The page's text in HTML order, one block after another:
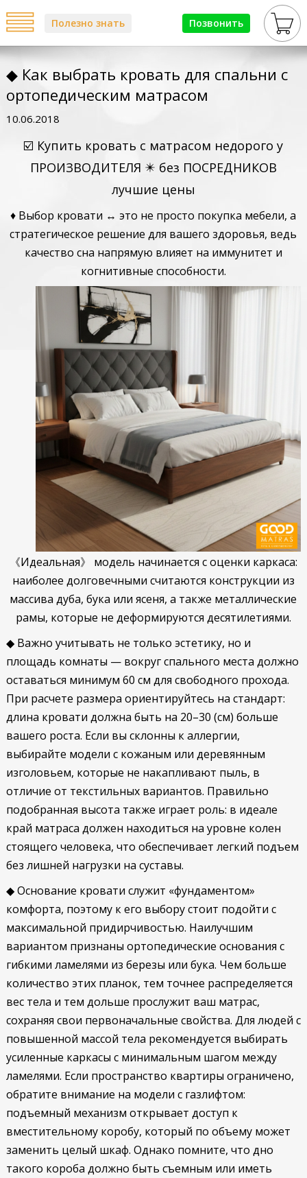
Позвонить
Полезно знать
◆ Как выбрать кровать для спальни с
ортопедическим матрасом
10.06.2018
☑️ Купить кровать с матрасом недорого у
ПРОИЗВОДИТЕЛЯ ✴️ без ПОСРЕДНИКОВ
лучшие цены
♦ Выбор кровати ↔ это не просто покупка мебели, а
стратегическое решение для вашего здоровья, ведь
качество сна напрямую влияет на иммунитет и
когнитивные способности.
《Идеальная》 модель начинается с оценки каркаса:
наиболее долговечными считаются конструкции из
массива дуба, бука или ясеня, а также металлические
рамы, которые не деформируются десятилетиями.
◆ Важно учитывать не только эстетику, но и
площадь комнаты — вокруг спального места должно
оставаться минимум 60 см для свободного прохода.
При расчете размера ориентируйтесь на стандарт:
длина кровати должна быть на 20–30 (см) больше
вашего роста. Если вы склонны к аллергии,
выбирайте модели с кожаным или деревянным
изголовьем, которые не накапливают пыль, в
отличие от текстильных вариантов. Правильно
подобранная высота также играет роль: в идеале
край матраса должен находиться на уровне колен
стоящего человека, что обеспечивает легкий подъем
без лишней нагрузки на суставы.
◆ Основание кровати служит «фундаментом»
комфорта, поэтому к его выбору стоит подойти с
максимальной придирчивостью. Наилучшим
вариантом признаны ортопедические основания с
гибкими ламелями из березы или бука. Чем больше
количество этих планок, тем точнее распределяется
вес тела и тем дольше прослужит ваш матрас,
сохраняя свои первоначальные свойства. Для людей с
повышенной массой тела рекомендуется выбирать
усиленные каркасы с минимальным шагом между
ламелями. Если пространство квартиры ограничено,
обратите внимание на модели с газлифтом:
подъемный механизм открывает доступ к
вместительному коробу, который по объему может
заменить целый шкаф. Однако помните, что дно
такого короба должно быть съемным или иметь